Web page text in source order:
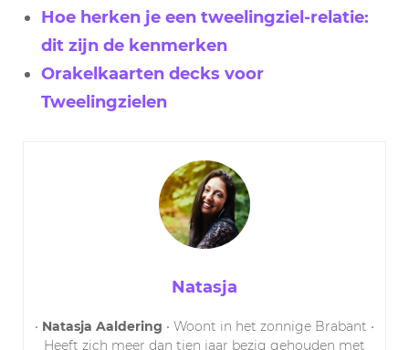
Hoe herken je een tweelingziel-relatie:
dit zijn de kenmerken
Orakelkaarten decks voor
Tweelingzielen
Natasja
• Natasja Aaldering • Woont in het zonnige Brabant •
Heeft zich meer dan tien jaar bezig gehouden met